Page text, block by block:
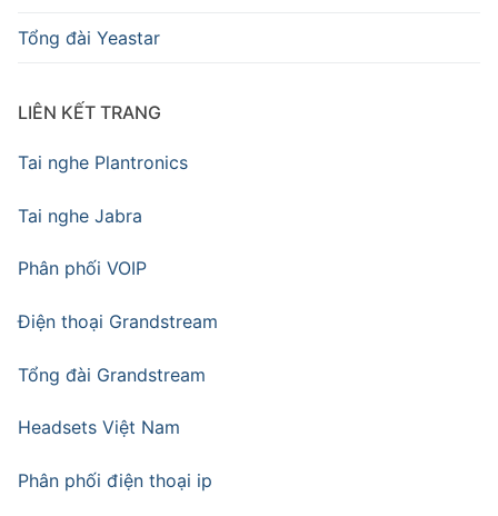
Tổng đài Yeastar
LIÊN KẾT TRANG
Tai nghe Plantronics
Tai nghe Jabra
Phân phối VOIP
Điện thoại Grandstream
Tổng đài Grandstream
Headsets Việt Nam
Phân phối điện thoại ip